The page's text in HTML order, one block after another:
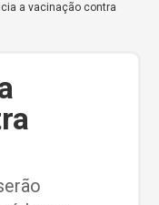
a vacinação contra